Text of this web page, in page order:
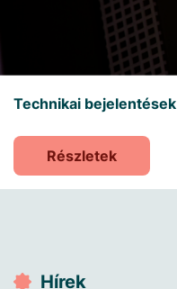
Technikai bejelentések
Részletek
Hírek